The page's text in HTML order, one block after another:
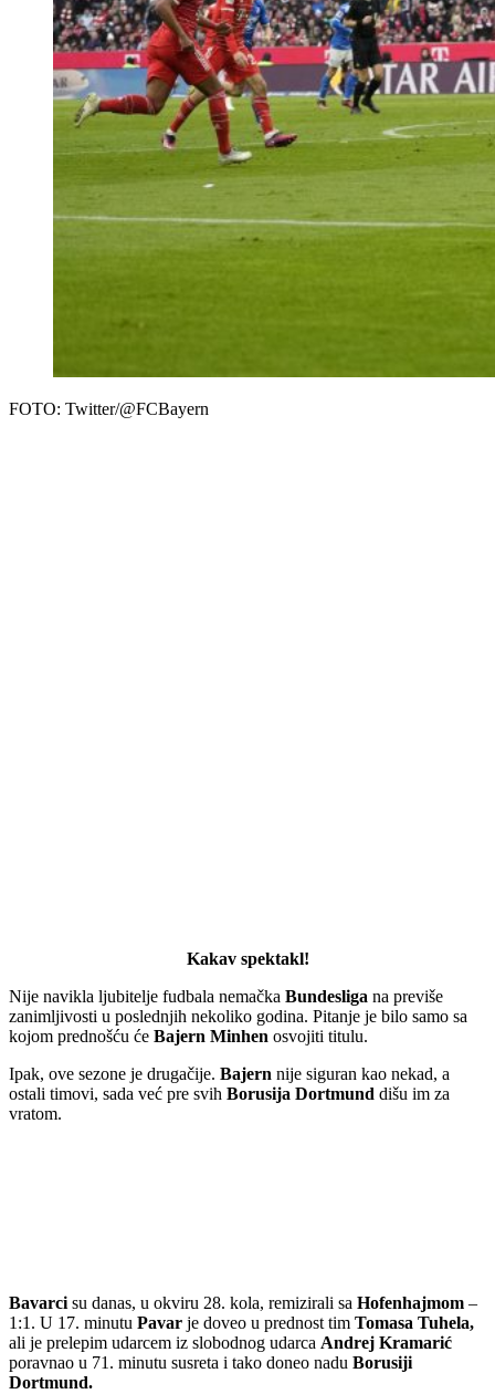
FOTO: Twitter/@FCBayern
Kakav spektakl!
Nije navikla ljubitelje fudbala nemačka Bundesliga na previše
zanimljivosti u poslednjih nekoliko godina. Pitanje je bilo samo sa
kojom prednošću će Bajern Minhen osvojiti titulu.
Ipak, ove sezone je drugačije. Bajern nije siguran kao nekad, a
ostali timovi, sada već pre svih Borusija Dortmund dišu im za
vratom.
Bavarci su danas, u okviru 28. kola, remizirali sa Hofenhajmom –
1:1. U 17. minutu Pavar je doveo u prednost tim Tomasa Tuhela,
ali je prelepim udarcem iz slobodnog udarca Andrej Kramarić
poravnao u 71. minutu susreta i tako doneo nadu Borusiji
Dortmund.